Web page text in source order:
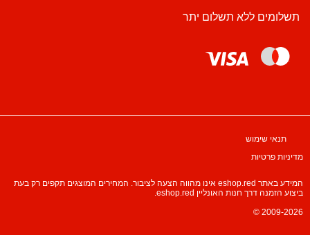
תשלומים ללא תשלום יתר
תנאי שימוש
מדיניות פרטיות
המידע באתר eshop.red אינו מהווה הצעה לציבור. המחירים המוצגים תקפים רק בעת
ביצוע הזמנה דרך חנות האונליין eshop.red.
© 2009-2026